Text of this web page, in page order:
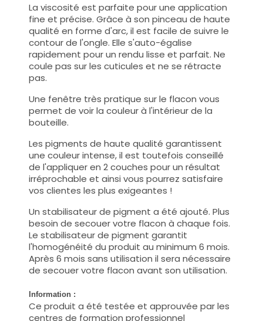
La viscosité est parfaite pour une application
fine et précise. Grâce à son pinceau de haute
qualité en forme d'arc, il est facile de suivre le
contour de l'ongle. Elle s'auto-égalise
rapidement pour un rendu lisse et parfait. Ne
coule pas sur les cuticules et ne se rétracte
pas.
Une fenêtre très pratique sur le flacon vous
permet de voir la couleur à l'intérieur de la
bouteille.
Les pigments de haute qualité garantissent
une couleur intense, il est toutefois conseillé
de l'appliquer en 2 couches pour un résultat
irréprochable et ainsi vous pourrez satisfaire
vos clientes les plus exigeantes !
Un stabilisateur de pigment a été ajouté. Plus
besoin de secouer votre flacon à chaque fois.
Le stabilisateur de pigment garantit
l'homogénéité du produit au minimum 6 mois.
Après 6 mois sans utilisation il sera nécessaire
de secouer votre flacon avant son utilisation.
Information :
Ce produit a été testée et approuvée par les
centres de formation professionnel